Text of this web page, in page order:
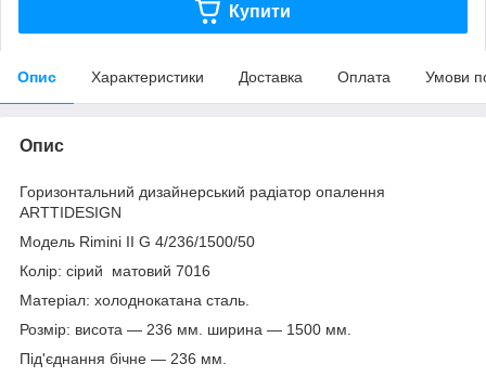
Купити
Опис Характеристики Доставка Оплата Умови
Опис
Горизонтальний дизайнерський радіатор опалення
ARTTIDESIGN
Модель Rimini II G 4/236/1500/50
Колір: сірий матовий 7016
Матеріал: холоднокатана сталь.
Розмір: висота — 236 мм. ширина — 1500 мм.
Під'єднання бічне — 236 мм.